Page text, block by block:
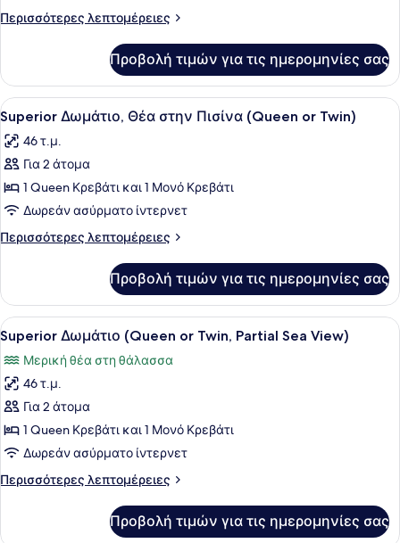
στον
or
Twin)
Περισσότερες λεπτομέρειες
Περισσότερες
Δωμάτιο,
Θέα
στον
Κήπο
(Queen
or
Προβολή τιμών για τις ημερομηνίες σας
Προβολή
όλων
των
φωτογραφιών
για
Superior
Δωμάτιο,
Θέα
Πισίνα
(Queen
or
Twin)
Ένα δωμάτιο ξενοδοχείου με δύο
3
Superior Δωμάτιο, Θέα στην Πισίνα (Queen or Twin)
46 τ.μ.
Για 2 άτομα
1 Queen Κρεβάτι και 1 Μονό Κρεβάτι
Δωρεάν ασύρματο ίντερνετ
Περισσότερες λεπτομέρειες
Περισσότερες
Δωμάτιο,
Θέα
στην
Πισίνα
(Queen
or
Προβολή τιμών για τις ημερομηνίες σας
Προβολή
όλων
των
φωτογραφιών
για
Superior
Δωμάτιο
or
Ένα δωμάτιο ξενοδοχείου με ένα
3
Superior Δωμάτιο (Queen or Twin, Partial Sea View)
Μερική θέα στη θάλασσα
46 τ.μ.
Για 2 άτομα
1 Queen Κρεβάτι και 1 Μονό Κρεβάτι
Δωρεάν ασύρματο ίντερνετ
Περισσότερες λεπτομέρειες
Περισσότερες
Προβολή τιμών για τις ημερομηνίες σας